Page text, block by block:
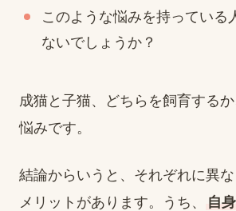
このような悩みを持っている
ないでしょうか？
成猫と子猫、どちらを飼育する
悩みです。
結論からいうと、それぞれに異
メリットがあります。うち、
自